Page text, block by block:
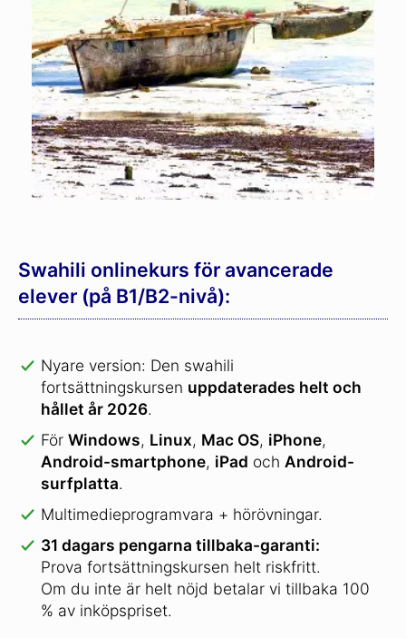
Swahili onlinekurs för avancerade
elever (på B1/B2-nivå):
Nyare version: Den swahili
fortsättningskursen uppdaterades helt och
hållet år 2026.
För Windows, Linux, Mac OS, iPhone,
Android-smartphone, iPad och Android-
surfplatta.
Multimedieprogramvara + hörövningar.
31 dagars pengarna tillbaka-garanti:
Prova fortsättningskursen helt riskfritt.
Om du inte är helt nöjd betalar vi tillbaka 100
% av inköpspriset.